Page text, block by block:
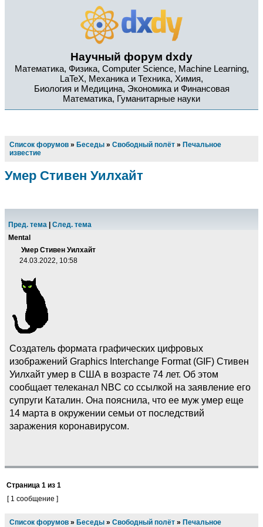
Научный форум dxdy
Математика, Физика, Computer Science, Machine Learning,
LaTeX, Механика и Техника, Химия,
Биология и Медицина, Экономика и Финансовая
Математика, Гуманитарные науки
Список форумов » Беседы » Свободный полёт » Печальное
известие
Умер Стивен Уилхайт
Пред. тема
След. тема
Mental
Умер Стивен Уилхайт
24.03.2022, 10:58
Создатель формата графических цифровых
изображений Graphics Interchange Format (GIF) Стивен
Уилхайт умер в США в возрасте 74 лет. Об этом
сообщает телеканал NBC со ссылкой на заявление его
супруги Каталин. Она пояснила, что ее муж умер еще
14 марта в окружении семьи от последствий
заражения коронавирусом.
Страница 1 из 1
[ 1 сообщение ]
Список форумов » Беседы » Свободный полёт » Печальное